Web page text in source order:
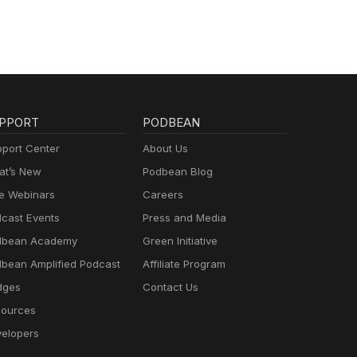
Center
New
Webinars
Events
Academy
Amplified Podcast
PODBEAN
About Us
Podbean Blog
Careers
Press and Media
Green Initiative
Affiliate Program
Contact Us